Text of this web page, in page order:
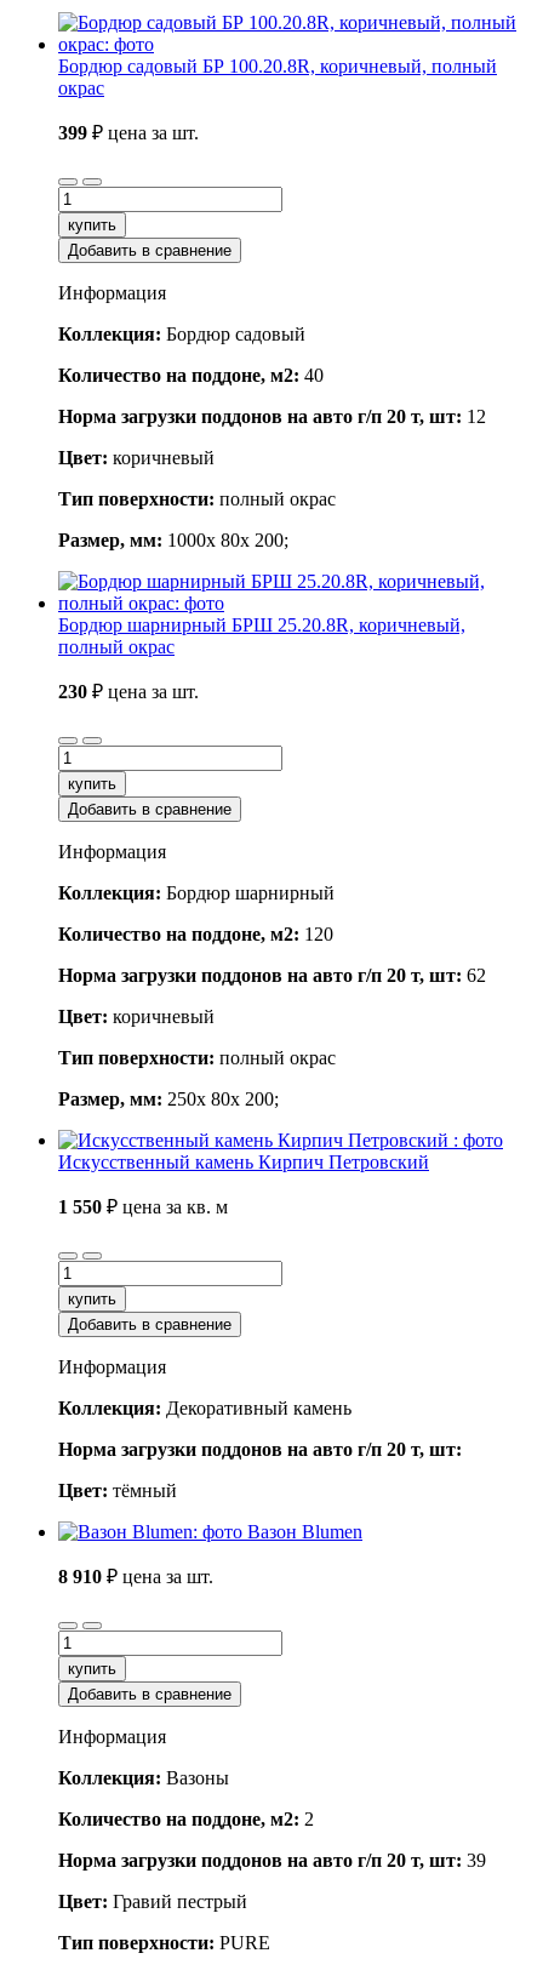
Бордюр садовый БР 100.20.8R, коричневый, полный
окрас
399 ₽ цена за шт.
купить
Добавить в сравнение
Информация
Коллекция: Бордюр садовый
Количество на поддоне, м2: 40
Норма загрузки поддонов на авто г/п 20 т, шт: 12
Цвет: коричневый
Тип поверхности: полный окрас
Размер, мм: 1000x 80x 200;
Бордюр шарнирный БРШ 25.20.8R, коричневый,
полный окрас
230 ₽ цена за шт.
купить
Добавить в сравнение
Информация
Коллекция: Бордюр шарнирный
Количество на поддоне, м2: 120
Норма загрузки поддонов на авто г/п 20 т, шт: 62
Цвет: коричневый
Тип поверхности: полный окрас
Размер, мм: 250x 80x 200;
Искусственный камень Кирпич Петровский
1 550 ₽ цена за кв. м
купить
Добавить в сравнение
Информация
Коллекция: Декоративный камень
Норма загрузки поддонов на авто г/п 20 т, шт:
Цвет: тёмный
Вазон Blumen
8 910 ₽ цена за шт.
купить
Добавить в сравнение
Информация
Коллекция: Вазоны
Количество на поддоне, м2: 2
Норма загрузки поддонов на авто г/п 20 т, шт: 39
Цвет: Гравий пестрый
Тип поверхности: PURE